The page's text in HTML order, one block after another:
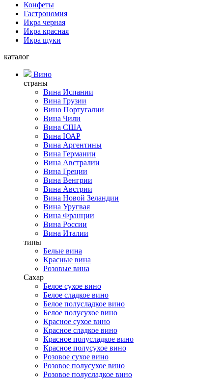
Конфеты
Гастрономия
Икра черная
Икра красная
Икра щуки
каталог
Вино
страны
Вина Испании
Вина Грузии
Вино Португалии
Вина Чили
Вина США
Вина ЮАР
Вина Аргентины
Вина Германии
Вина Австралии
Вина Греции
Вина Венгрии
Вина Австрии
Вина Новой Зеландии
Вина Уругвая
Вина Франции
Вина России
Вина Италии
типы
Белые вина
Красные вина
Розовые вина
Сахар
Белое сухое вино
Белое сладкое вино
Белое полусладкое вино
Белое полусухое вино
Красное сухое вино
Красное сладкое вино
Красное полусладкое вино
Красное полусухое вино
Розовое сухое вино
Розовое полусухое вино
Розовое полусладкое вино